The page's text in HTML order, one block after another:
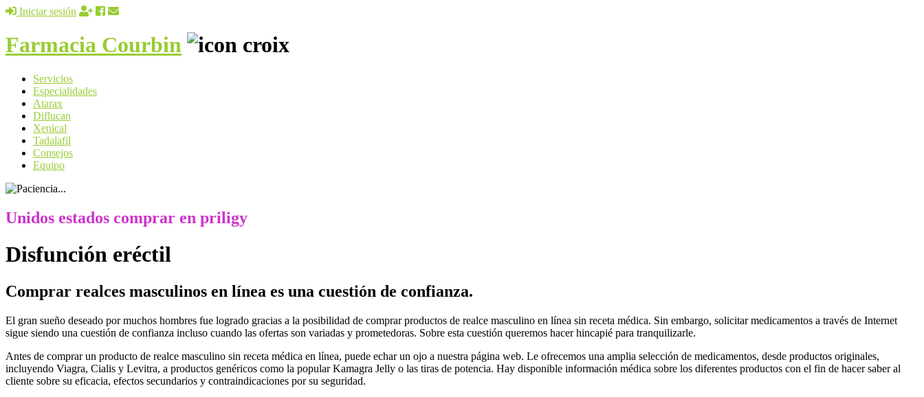
Iniciar sesión
Farmacia Courbin
Servicios
Especialidades
Atarax
Diflucan
Xenical
Tadalafil
Consejos
Equipo
Unidos estados comprar en priligy
Disfunción eréctil
Comprar realces masculinos en línea es una cuestión de confianza.
El gran sueño deseado por muchos hombres fue logrado gracias a la posibilidad de comprar productos de realce masculino en línea sin receta médica. Sin embargo, solicitar medicamentos a través de Internet
sigue siendo una cuestión de confianza incluso cuando las ofertas son variadas y prometedoras. Sobre esta cuestión queremos hacer hincapié para tranquilizarle.
Antes de comprar un producto de realce masculino sin receta médica en línea, puede echar un ojo a nuestra página web. Le ofrecemos una amplia selección de medicamentos, desde productos originales,
incluyendo Viagra, Cialis y Levitra, a productos genéricos como la popular Kamagra Jelly o las tiras de potencia. Hay disponible información médica sobre los diferentes productos con el fin de hacer saber al
cliente sobre su eficacia, efectos secundarios y contraindicaciones por su seguridad.